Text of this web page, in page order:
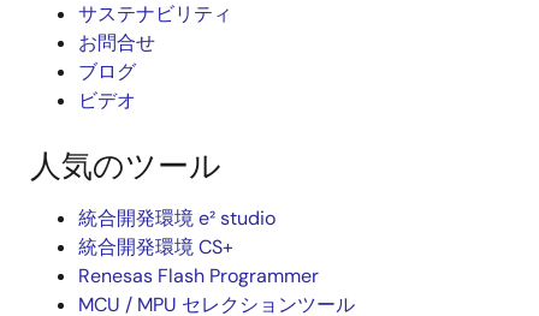
サステナビリティ
お問合せ
ブログ
ビデオ
人気のツール
統合開発環境 e² studio
統合開発環境 CS+
Renesas Flash Programmer
MCU / MPU セレクションツール